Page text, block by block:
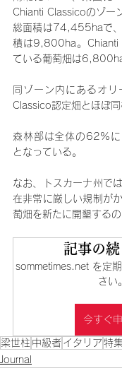
Chianti Classicoのゾー
総面積は74,455haで
積は9,800ha。Chianti
ている葡萄畑は6,800ha
同ゾーン内にあるオリ
Classico認定畑とほぼ
森林部は全体の62%
となっている。
なお、トスカーナ州で
在非常に厳しい規制が
萄畑を新たに開墾するの
記事の
sommetimes.net を定
さい。
今すぐ
梁世柱 中級者 イタリア 特
Journal